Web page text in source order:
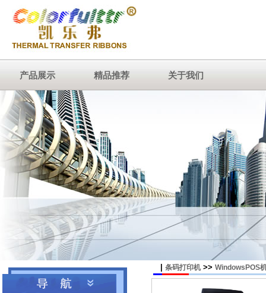
产品展示 精品推荐 关于我们
条码打印机 >> WindowsPOS